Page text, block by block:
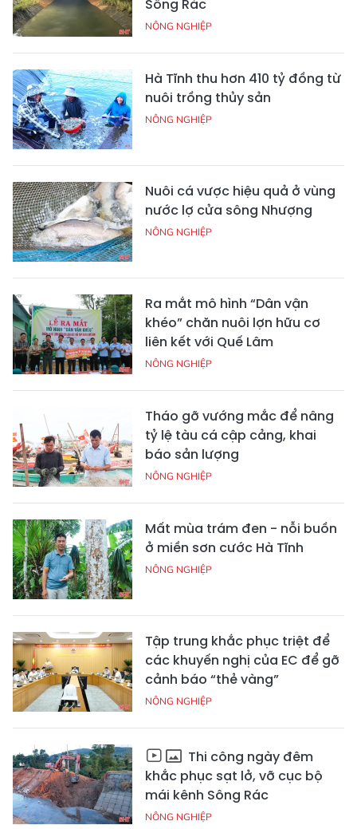
Sông Rác
NÔNG NGHIỆP
Hà Tĩnh thu hơn 410 tỷ đồng từ
nuôi trồng thủy sản
NÔNG NGHIỆP
Nuôi cá vược hiệu quả ở vùng
nước lợ cửa sông Nhượng
NÔNG NGHIỆP
Ra mắt mô hình “Dân vận
khéo” chăn nuôi lợn hữu cơ
liên kết với Quế Lâm
NÔNG NGHIỆP
Tháo gỡ vướng mắc để nâng
tỷ lệ tàu cá cập cảng, khai
báo sản lượng
NÔNG NGHIỆP
Mất mùa trám đen - nỗi buồn
ở miền sơn cước Hà Tĩnh
NÔNG NGHIỆP
Tập trung khắc phục triệt để
các khuyến nghị của EC để gỡ
cảnh báo “thẻ vàng”
NÔNG NGHIỆP
Thi công ngày đêm
khắc phục sạt lở, vỡ cục bộ
mái kênh Sông Rác
NÔNG NGHIỆP